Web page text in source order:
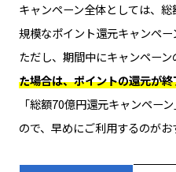
キャンペーン全体としては、
規模なポイント還元キャンペー
ただし、期間中にキャンペーン
た場合は、ポイントの還元が
「総額70億円還元キャンペー
ので、早めにご利用するのがお